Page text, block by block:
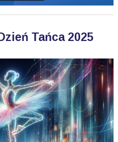
Tańca 2025